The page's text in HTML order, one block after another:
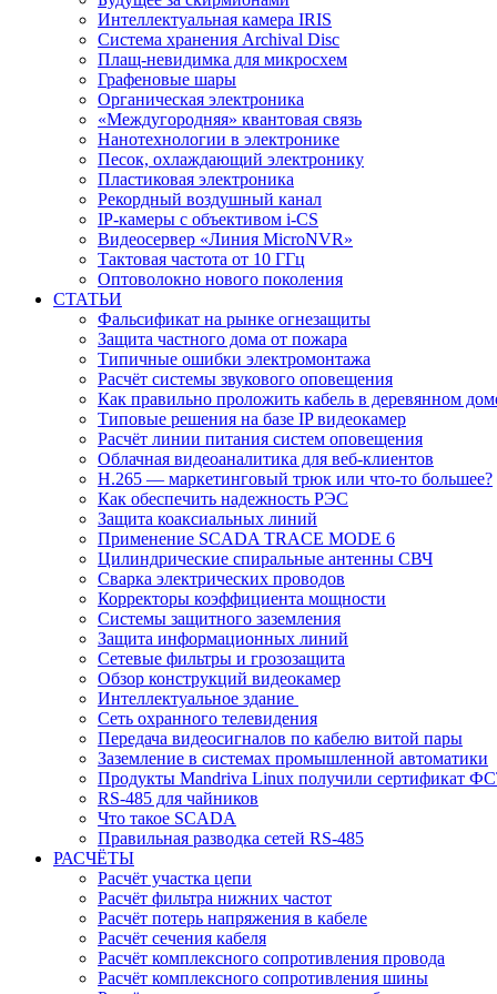
Интеллектуальная камера IRIS
Система хранения Archival Disc
Плащ-невидимка для микросхем
Графеновые шары
Органическая электроника
«Междугородняя» квантовая связь
Нанотехнологии в электронике
Песок, охлаждающий электронику
Пластиковая электроника
Рекордный воздушный канал
IP-камеры с объективом i-CS
Видеосервер «Линия MicroNVR»
Тактовая частота от 10 ГГц
Оптоволокно нового поколения
СТАТЬИ
Фальсификат на рынке огнезащиты
Защита частного дома от пожара
Типичные ошибки электромонтажа
Расчёт системы звукового оповещения
Как правильно проложить кабель в деревянном
Типовые решения на базе IP видеокамер
Расчёт линии питания систем оповещения
Облачная видеоаналитика для веб-клиентов
H.265 — маркетинговый трюк или что-то большее?
Как обеспечить надежность РЭС
Защита коаксиальных линий
Применение SCADA TRACE MODE 6
Цилиндрические спиральные антенны СВЧ
Сварка электрических проводов
Корректоры коэффициента мощности
Системы защитного заземления
Защита информационных линий
Сетевые фильтры и грозозащита
Обзор конструкций видеокамер
Интеллектуальное здание
Cеть охранного телевидения
Передача видеосигналов по кабелю витой пары
Заземление в системах промышленной автоматики
Продукты Mandriva Linux получили сертификат
RS-485 для чайников
Что такое SCADA
Правильная разводка сетей RS-485
РАСЧЁТЫ
Расчёт участка цепи
Расчёт фильтра нижних частот
Расчёт потерь напряжения в кабеле
Расчёт сечения кабеля
Расчёт комплексного сопротивления провода
Расчёт комплексного сопротивления шины